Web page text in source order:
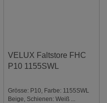
VELUX Faltstore FHC
P10 1155SWL
Grösse: P10, Farbe: 1155SWL
Beige, Schienen: Weiß ...